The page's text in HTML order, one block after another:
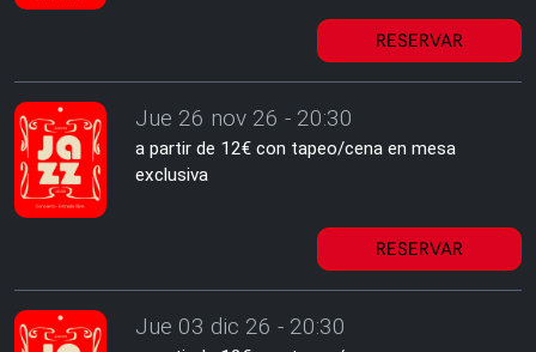
RESERVAR
Jue 26 nov 26 - 20:30
a partir de 12€ con tapeo/cena en mesa
exclusiva
RESERVAR
Jue 03 dic 26 - 20:30